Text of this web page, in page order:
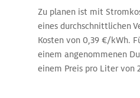
Zu planen ist mit
eines durchschnittlichen
Kosten von 0,39 €/kWh.
einem angenommenen
einem Preis pro Liter von